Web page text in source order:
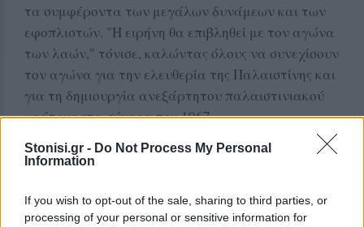
Stonisi.gr - Do Not Process My Personal
Information
If you wish to opt-out of the sale, sharing to third parties, or
processing of your personal or sensitive information for
τα συμφέροντα των μεγάλων δυνάμεων και των
εφοπλιστών. "Η ειρήνη θα επιβληθεί με τον αγώνα
των λαών," τόνισε, καλώντας όλους να συνεχίσουν
τον αγώνα για την ελευθερία της Παλαιστίνης και
για τη δημιουργία ανεξάρτητου παλαιστινιακού
κράτους στα σύνορα του 1967.